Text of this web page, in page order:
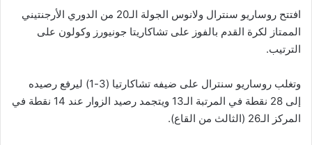
افتتح روساريو سنترال ولانوس الجولة الـ20 من الدوري الأرجنتيني
الممتاز لكرة القدم بالفوز على تشاكاريتا جونيورز وكولون على
الترتيب.
وتغلب روساريو سنترال على ضيفه تشاكارتيا (3-1) ليرفع رصيده
إلى 28 نقطة في المرتبة الـ13 ويتجمد رصيد الزوار عند 14 نقطة في
المركز الـ26 (الثالث من القاع).